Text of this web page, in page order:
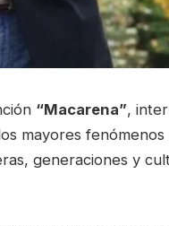
“Macarena”,
mayores
generaciones y